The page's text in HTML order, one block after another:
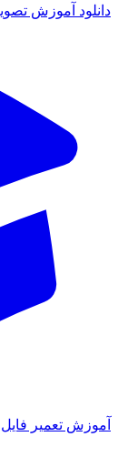
آموزش
تعمیر فایل